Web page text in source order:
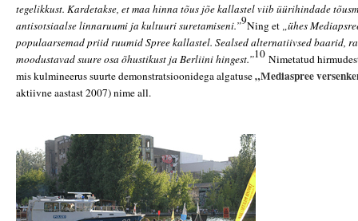
tegelikkust. Kardetakse, et maa hinna tõus jõe kallastel viib üürihindade
antisotsiaalse linnaruumi ja kultuuri suretamiseni.”9Ning et „ühes
populaarsemad priid ruumid Spree kallastel. Sealsed alternatiivsed baarid,
moodustavad suure osa õhustikust ja Berliini hingest.”10 Nimetatud
mis kulmineerus suurte demonstratsioonidega algatuse„Mediaspree
aktiivne aastast 2007) nime all.